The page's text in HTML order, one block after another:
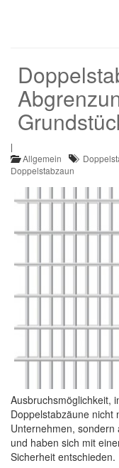
|
Allgemein
Doppelstabzaun
Ausbruchsmöglichkeit,
Doppelstabzäune
Unternehmen,
und haben sich mit
Sicherheit entschieden.